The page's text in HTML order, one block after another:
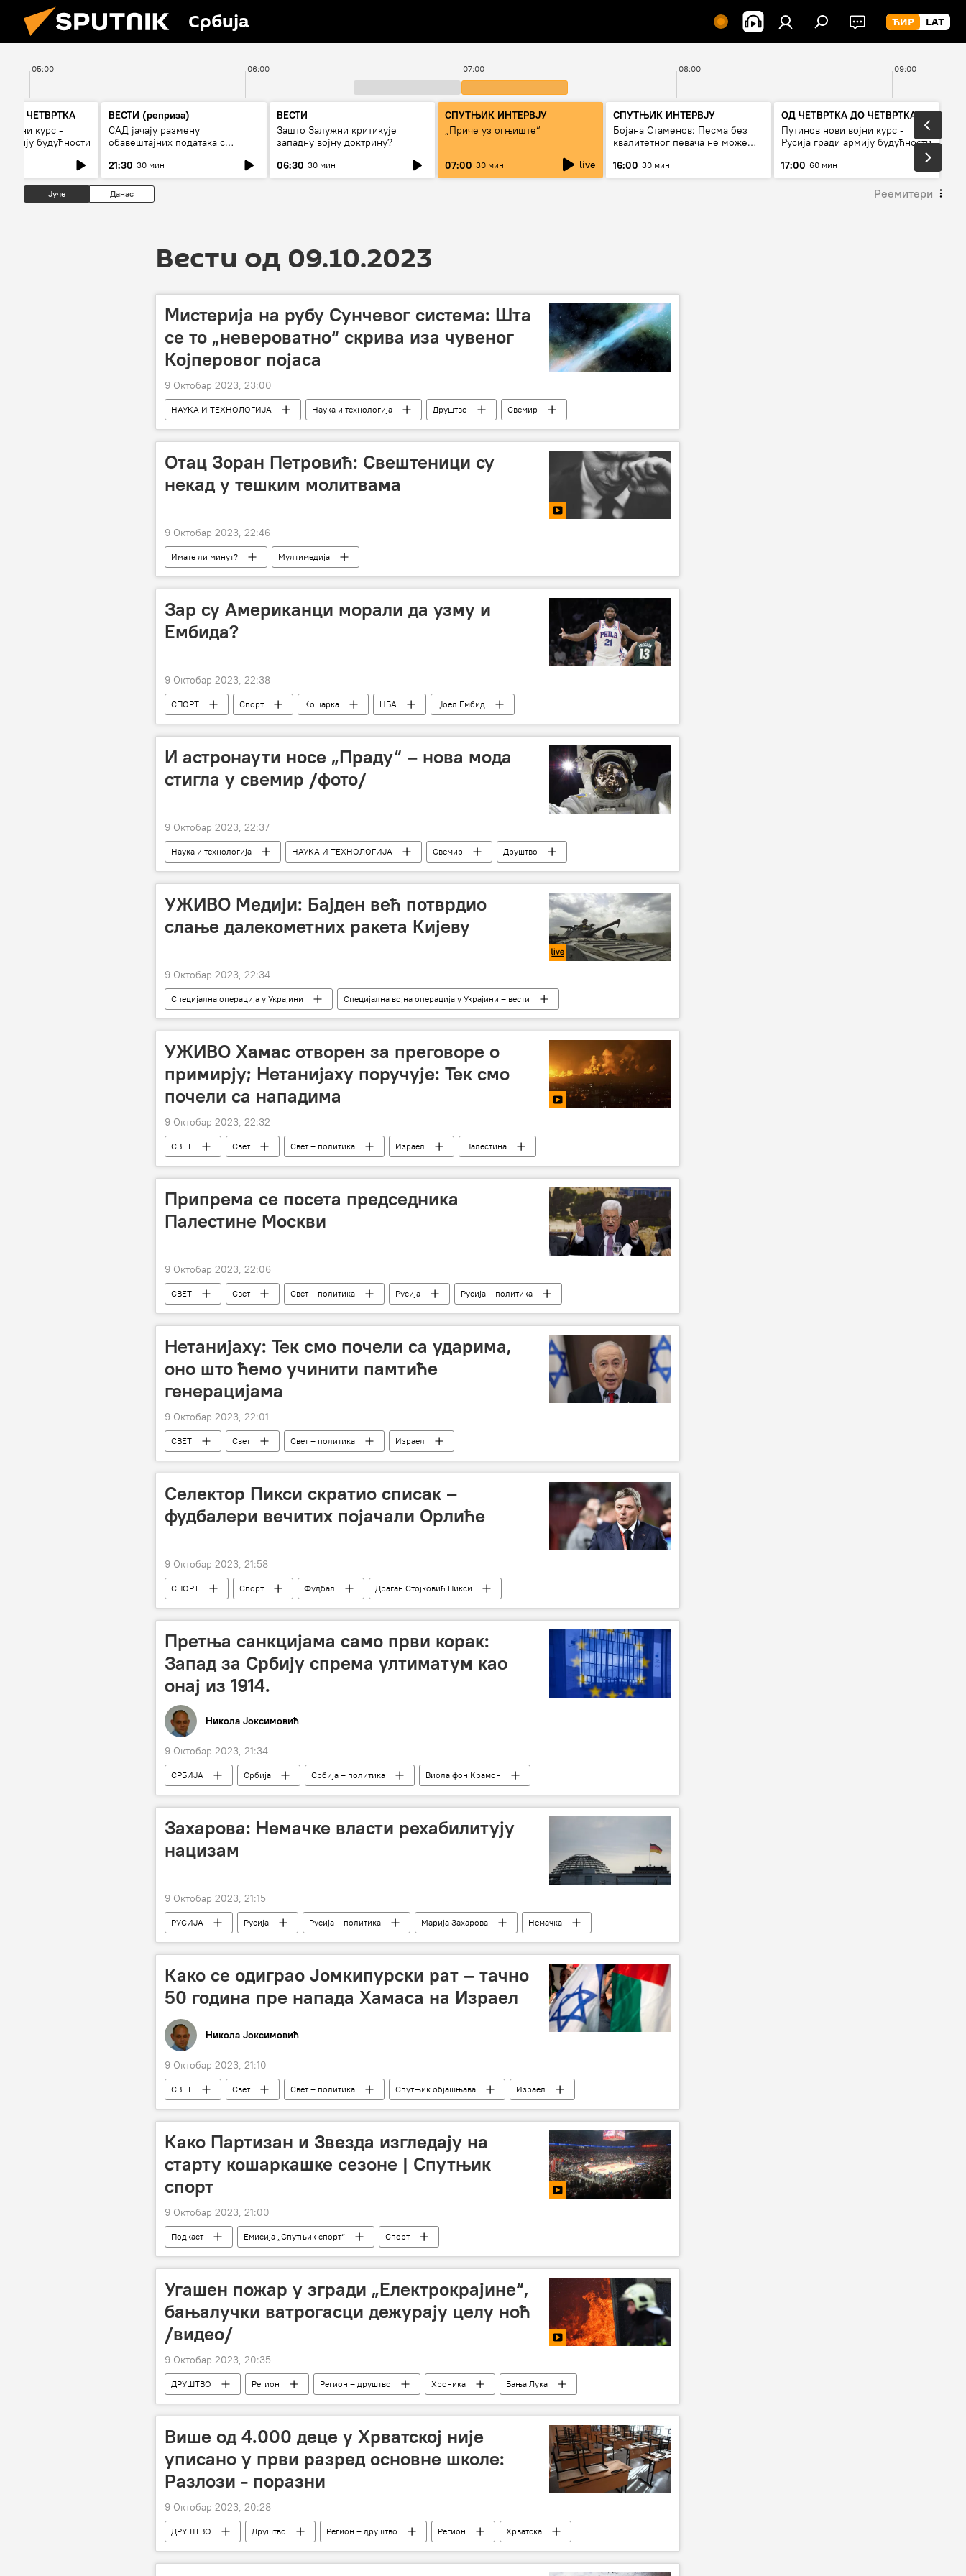
Србија
05:00 06:00 07:00 08:00 09:00
ДО ЧЕТВРТКА
војни курс -
будућности
ВЕСТИ (реприза)
САД јачају размену
обавештајних података с
21:30 30 мин
ВЕСТИ
Зашто Залужни критикује
западну војну доктрину?
06:30 30 мин
СПУТЊИК ИНТЕРВЈУ
„Приче уз огњиште“
07:00 30 мин live
СПУТЊИК ИНТЕРВЈУ
Бојана Стаменов: Песма без
квалитетног певача не може
16:00 30 мин
ОД ЧЕТВРТКА ДО ЧЕТВРТКА
Путинов нови војни курс -
Русија гради армију будућности
17:00 60 мин
Јуче Данас Реемитери
Вести од 09.10.2023
Мистерија на рубу Сунчевог система: Шта
се то „невероватно“ скрива иза чувеног
Којперовог појаса
9 Октобар 2023, 23:00
НАУКА И ТЕХНОЛОГИЈА Наука и технологија Друштво Свемир
Отац Зоран Петровић: Свештеници су
некад у тешким молитвама
9 Октобар 2023, 22:46
Имате ли минут? Мултимедија
Зар су Американци морали да узму и
Ембида?
9 Октобар 2023, 22:38
СПОРТ Спорт Кошарка НБА Џоел Ембид
И астронаути носе „Праду“ – нова мода
стигла у свемир /фото/
9 Октобар 2023, 22:37
Наука и технологија НАУКА И ТЕХНОЛОГИЈА Свемир Друштво
УЖИВО Медији: Бајден већ потврдио
слање далекометних ракета Кијеву
9 Октобар 2023, 22:34
Специјална операција у Украјини
Специјална војна операција у Украјини – вести
Специјална војна операција у Украјини – уживо
Русија Украјина
УЖИВО Хамас отворен за преговоре о
примирју; Нетанијаху поручује: Тек смо
почели са нападима
9 Октобар 2023, 22:32
СВЕТ Свет Свет – политика Израел
Палестина
израелско-палестински сукоб
Појас Газе
Припрема се посета председника
Палестине Москви
9 Октобар 2023, 22:06
СВЕТ Свет Свет – политика Русија Русија – политика
Нетанијаху: Тек смо почели са ударима,
оно што ћемо учинити памтиће
генерацијама
9 Октобар 2023, 22:01
СВЕТ Свет Свет – политика Израел
Селектор Пикси скратио списак –
фудбалери вечитих појачали Орлиће
9 Октобар 2023, 21:58
СПОРТ Спорт Фудбал Драган Стојковић Пикси
Претња санкцијама само први корак:
Запад за Србију спрема ултиматум као
онај из 1914.
Никола Јоксимовић
9 Октобар 2023, 21:34
СРБИЈА Србија Србија – политика
Виола фон Крамон
Косово и Метохија (КиМ)
санкције Европски парламент
Захарова: Немачке власти рехабилитују
нацизам
9 Октобар 2023, 21:15
РУСИЈА Русија Русија – политика Марија Захарова
Немачка
Нацисти
Како се одиграо Јомкипурски рат – тачно
50 година пре напада Хамаса на Израел
Никола Јоксимовић
9 Октобар 2023, 21:10
СВЕТ Свет Свет – политика Спутњик објашњава
Израел
израелско-палестински сукоб
Палестина Египат Сирија
Како Партизан и Звезда изгледају на
старту кошаркашке сезоне | Спутњик
спорт
9 Октобар 2023, 21:00
Подкаст Емисија „Спутњик спорт“ Спорт
Угашен пожар у згради „Електрокрајине“,
бањалучки ватрогасци дежурају целу ноћ
/видео/
9 Октобар 2023, 20:35
ДРУШТВО Регион Регион – друштво Хроника
Бања Лука
пожар
Више од 4.000 деце у Хрватској није
уписано у први разред основне школе:
Разлози - поразни
9 Октобар 2023, 20:28
ДРУШТВО Друштво Регион – друштво Регион Хрватска